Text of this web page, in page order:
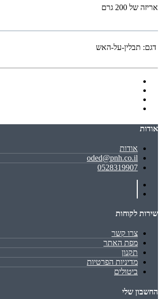
אריזה של 200 גרם
דגם: תבלין-על-האש
אודות
אודות
oded@pnh.co.il
0528319907
שירות לקוחות
צרו קשר
מפת האתר
תקנון
מדיניות הפרטיות
ביטולים
החשבון שלי